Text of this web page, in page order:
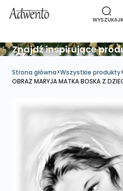
WYSZUKAJ
Znajdź inspirujące
Strona główna>Wszystkie produkty>
OBRAZ MARYJA MATKA BOSKA Z